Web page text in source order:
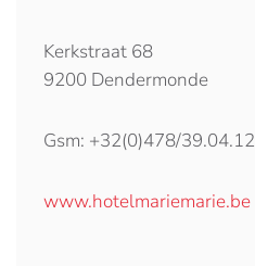
Kerkstraat 68
9200 Dendermonde
Gsm: +32(0)478/39.04.12
www.hotelmariemarie.be